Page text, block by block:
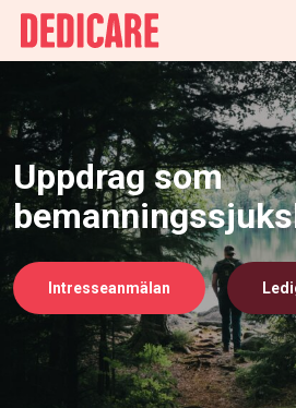
Uppdrag som
Intresseanmälan